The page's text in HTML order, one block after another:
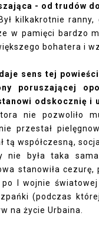
- od trudów
kilkakrotnie
w pamięci bardzo
bohatera i
sens tej
poruszającej
odskocznię i
nie pozwoliło
przestał
tą współczesną,
nie była taka
stanowiła
I wojnie
(podczas
na życie Urbaina.